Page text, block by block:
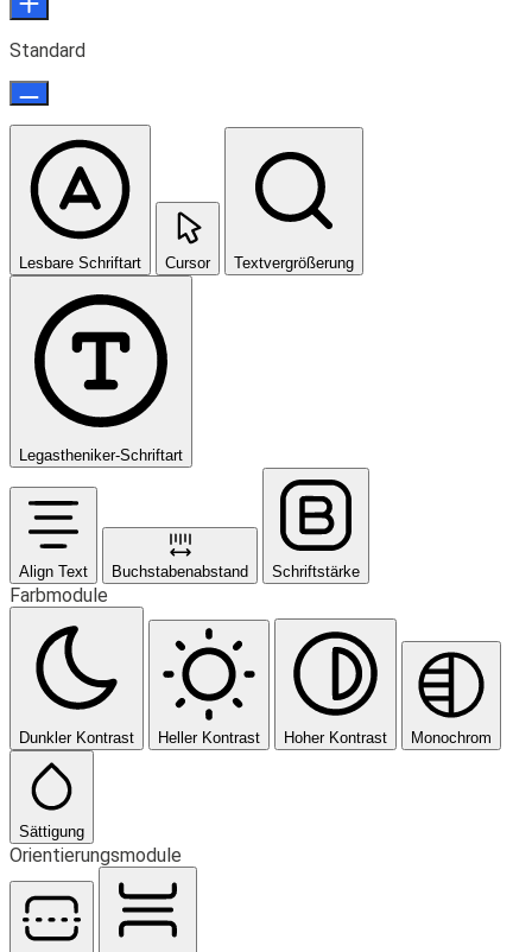
Standard
Lesbare Schriftart Cursor Textvergrößerung
Legastheniker-Schriftart
Align Text Buchstabenabstand Schriftstärke
Farbmodule
Dunkler Kontrast Heller Kontrast Hoher Kontrast Monochrom
Sättigung
Orientierungsmodule